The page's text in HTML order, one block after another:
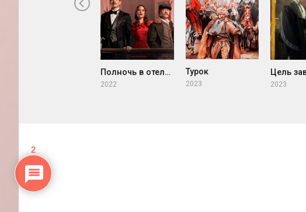
Полночь в отеле Пера Палас
2022
Турок
2023 2023
2